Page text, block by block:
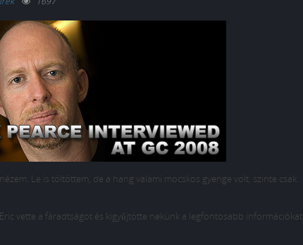
Le is töltöttem, de a hang valami mocskos gyenge volt, szinte csak
vette a fáradtságot és kigyűjtötte nekünk a legfontosabb információkat